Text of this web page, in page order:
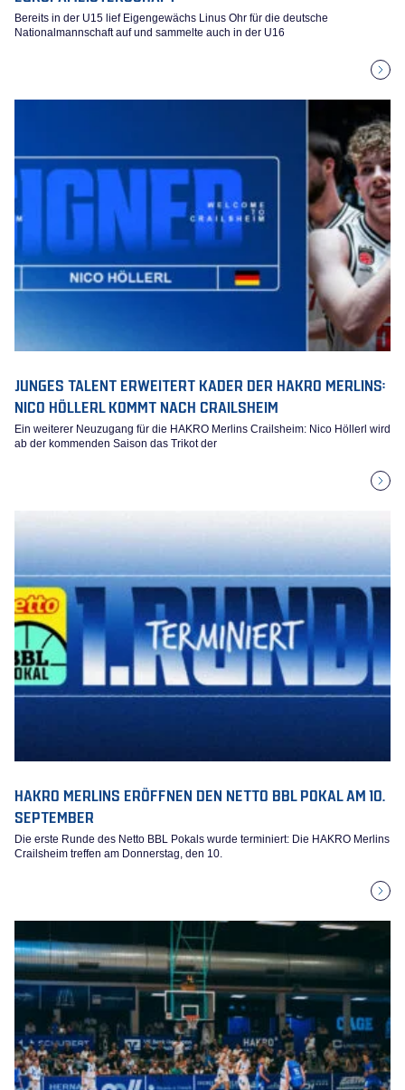
Bereits in der U15 lief Eigengewächs Linus Ohr für die deutsche
Nationalmannschaft auf und sammelte auch in der U16
JUNGES TALENT ERWEITERT KADER DER HAKRO MERLINS:
NICO HÖLLERL KOMMT NACH CRAILSHEIM
Ein weiterer Neuzugang für die HAKRO Merlins Crailsheim: Nico Höllerl wird
ab der kommenden Saison das Trikot der
HAKRO MERLINS ERÖFFNEN DEN NETTO BBL POKAL AM 10.
SEPTEMBER
Die erste Runde des Netto BBL Pokals wurde terminiert: Die HAKRO Merlins
Crailsheim treffen am Donnerstag, den 10.